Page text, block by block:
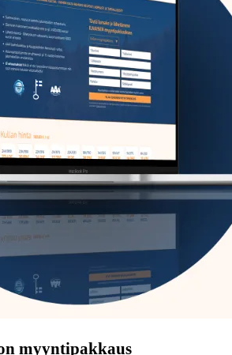
myyntipakkaus